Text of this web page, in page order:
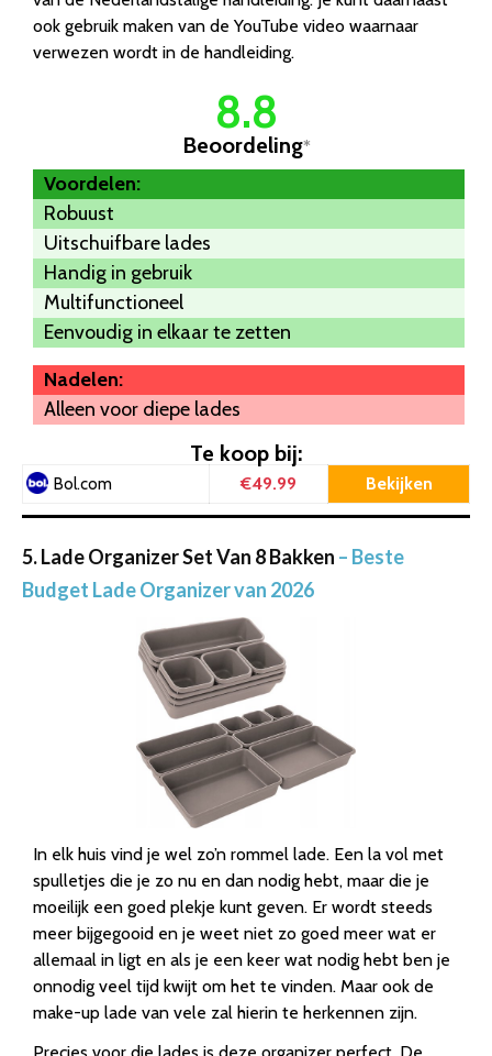
ook gebruik maken van de YouTube video waarnaar
verwezen wordt in de handleiding.
8.8
Beoordeling*
Voordelen:
Robuust
Uitschuifbare lades
Handig in gebruik
Multifunctioneel
Eenvoudig in elkaar te zetten
Nadelen:
Alleen voor diepe lades
Te koop bij:
Bol.com €49.99 Bekijken
5. Lade Organizer Set Van 8 Bakken – Beste
Budget Lade Organizer van 2026
In elk huis vind je wel zo’n rommel lade. Een la vol met
spulletjes die je zo nu en dan nodig hebt, maar die je
moeilijk een goed plekje kunt geven. Er wordt steeds
meer bijgegooid en je weet niet zo goed meer wat er
allemaal in ligt en als je een keer wat nodig hebt ben je
onnodig veel tijd kwijt om het te vinden. Maar ook de
make-up lade van vele zal hierin te herkennen zijn.